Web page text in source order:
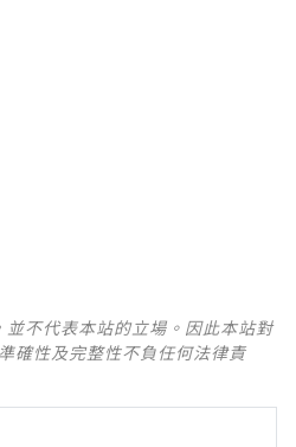
不代表本站的立場。因此本站對
確性及完整性不負任何法律責